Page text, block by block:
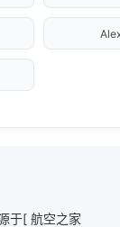
于[ 航空之家